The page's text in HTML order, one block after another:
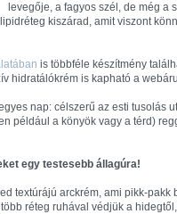
levegője, a fagyos szél, de még a
kiszárad, amit viszont
is többféle készítmény
hidratálókrém is kapható a
nap: célszerű az esti tusolás
például a könyök vagy a térd)
egy testesebb állagúra!
textúrájú arckrém, ami pikk-
réteg ruhával védjük a